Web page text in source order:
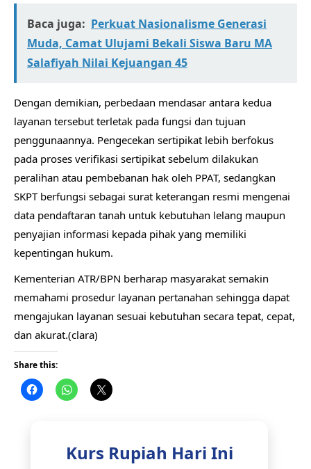
Baca juga: Perkuat Nasionalisme Generasi
Muda, Camat Ulujami Bekali Siswa Baru MA
Salafiyah Nilai Kejuangan 45
Dengan demikian, perbedaan mendasar antara kedua
layanan tersebut terletak pada fungsi dan tujuan
penggunaannya. Pengecekan sertipikat lebih berfokus
pada proses verifikasi sertipikat sebelum dilakukan
peralihan atau pembebanan hak oleh PPAT, sedangkan
SKPT berfungsi sebagai surat keterangan resmi mengenai
data pendaftaran tanah untuk kebutuhan lelang maupun
penyajian informasi kepada pihak yang memiliki
kepentingan hukum.
Kementerian ATR/BPN berharap masyarakat semakin
memahami prosedur layanan pertanahan sehingga dapat
mengajukan layanan sesuai kebutuhan secara tepat, cepat,
dan akurat.(clara)
Share this:
Kurs Rupiah Hari Ini